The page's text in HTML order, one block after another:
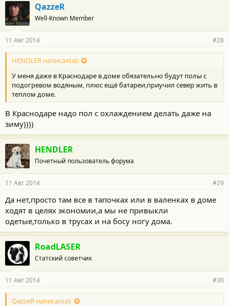
QazzeR
Well-Known Member
11 Авг 2014 #28
HENDLER написал(а):
У меня даже в Краснодаре в доме обязательно будут полы с
подогревом водяным, плюс ещё батареи,приучил север жить в
теплом доме.
В Краснодаре надо пол с охлаждением делать даже на
зиму))))
HENDLER
Почетный пользователь форума
11 Авг 2014 #29
Да нет,просто там все в тапочках или в валенках в доме
ходят в целях экономии,а мы не привыкли
одетые,только в трусах и на босу ногу дома.
RoadLASER
Статский советчик
11 Авг 2014 #30
QazzeR написал(а):